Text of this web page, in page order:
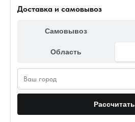
Доставка и самовывоз
Самовывоз
Область
Рассчитать